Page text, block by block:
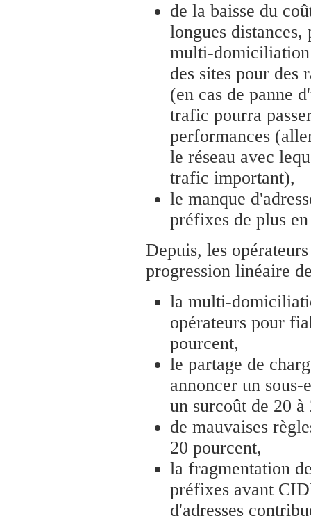
de la baisse du
longues distances,
multi-
des sites pour des
(en cas de panne
trafic pourra
performances
le réseau avec
trafic important),
le manque
préfixes de plus
Depuis, les
progression linéaire
la multi-
opérateurs pour
pourcent,
le partage de
annoncer un
un surcoût de 20
de mauvaises
20 pourcent,
la fragmentation
préfixes avant
d'adresses